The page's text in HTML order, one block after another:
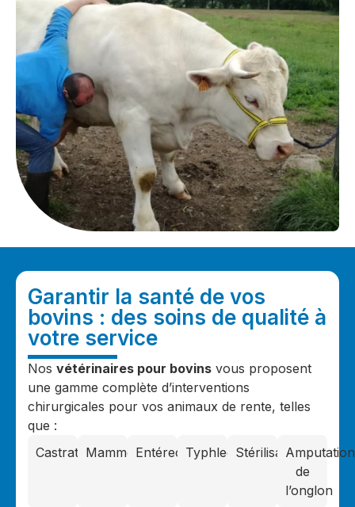
Garantir la santé de vos
bovins : des soins de qualité à
votre service
Nos vétérinaires pour bovins vous proposent
une gamme complète d’interventions
chirurgicales pour vos animaux de rente, telles
que :
CastrationMammectomieEntérectomieTyphlectomieStérilisationAmputation
de
l’onglon